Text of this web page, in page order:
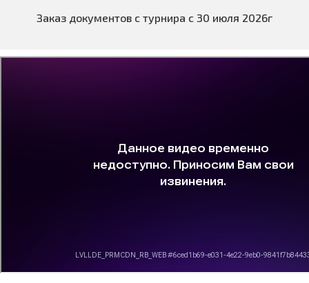
Заказ документов с турнира с 30 июля 2026г